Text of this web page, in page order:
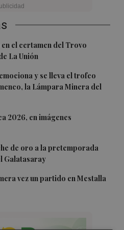
el certamen del Trovo
La Unión
y se lleva el trofeo
la Lámpara Minera del
2026, en imágenes
de oro a la pretemporada
Galatasaray
vez un partido en Mestalla